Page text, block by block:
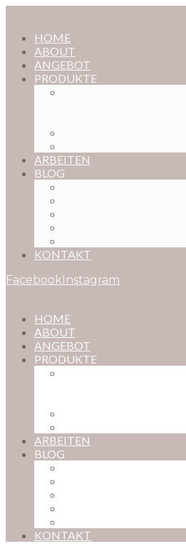
HOME
ABOUT
ANGEBOT
PRODUKTE
ARBEITEN
BLOG
KONTAKT
FacebookInstagram
HOME
ABOUT
ANGEBOT
PRODUKTE
ARBEITEN
BLOG
KONTAKT